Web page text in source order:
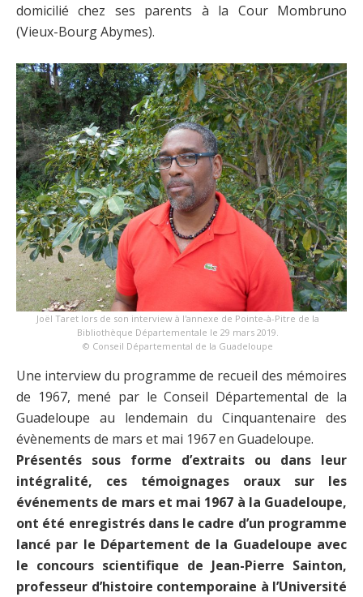
domicilié chez ses parents à la Cour Mombruno
(Vieux-Bourg Abymes).
Joël Taret lors de son interview à l'annexe de Pointe-à-Pitre de la
Bibliothèque Départementale le 29 mars 2019.
© Conseil Départemental de la Guadeloupe
Une interview du programme de recueil des mémoires
de 1967, mené par le Conseil Départemental de la
Guadeloupe au lendemain du Cinquantenaire des
évènements de mars et mai 1967 en Guadeloupe.
Présentés sous forme d’extraits ou dans leur
intégralité, ces témoignages oraux sur les
événements de mars et mai 1967 à la Guadeloupe,
ont été enregistrés dans le cadre d’un programme
lancé par le Département de la Guadeloupe avec
le concours scientifique de Jean-Pierre Sainton,
professeur d’histoire contemporaine à l’Université